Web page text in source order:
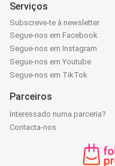
Serviços
Subscreve-te à newsletter
Segue-nos em Facebook
Segue-nos em Instagram
Segue-nos em Youtube
Segue-nos em TikTok
Parceiros
Interessado numa parceria?
Contacta-nos